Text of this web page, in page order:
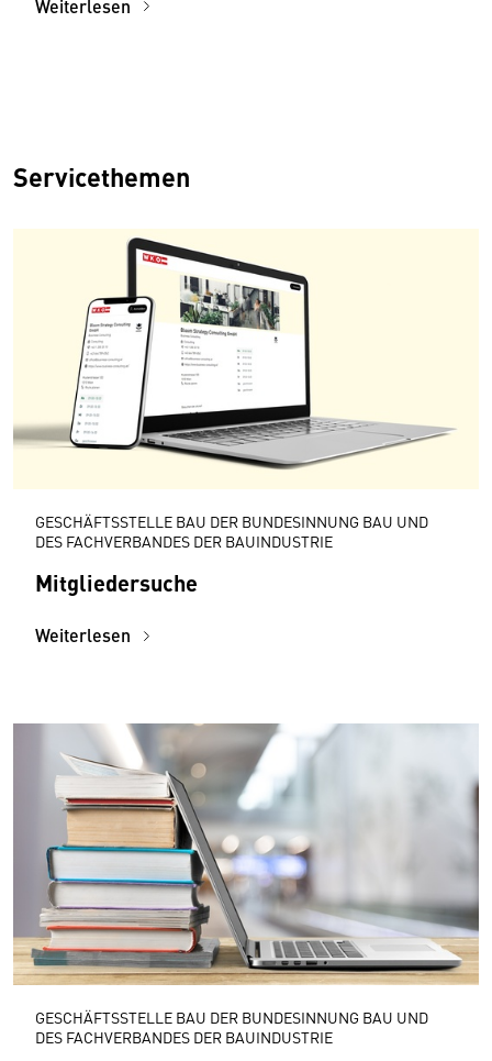
Weiterlesen
Servicethemen
GESCHÄFTSSTELLE BAU DER BUNDESINNUNG BAU UND
DES FACHVERBANDES DER BAUINDUSTRIE
Mitgliedersuche
Weiterlesen
GESCHÄFTSSTELLE BAU DER BUNDESINNUNG BAU UND
DES FACHVERBANDES DER BAUINDUSTRIE